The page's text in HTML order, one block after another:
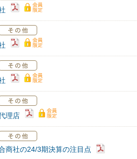
理店
商社の24/3期決算の注目点